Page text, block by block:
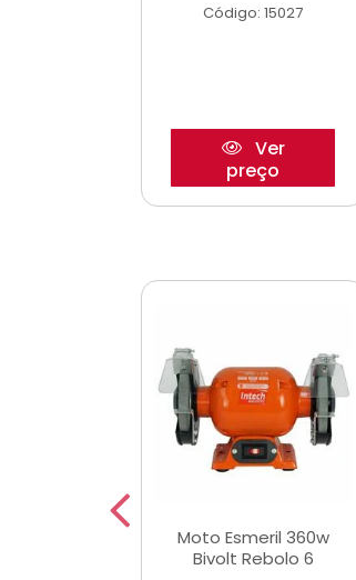
Código: 15027
Ver
preço
Moto Esmeril 360w
Bivolt Rebolo 6